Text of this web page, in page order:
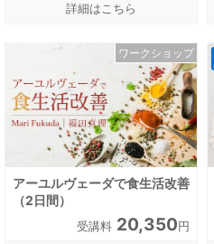
詳細はこちら
アーユルヴェーダで食生活改善
（2日間）
受講料 20,350円
ワークショップ